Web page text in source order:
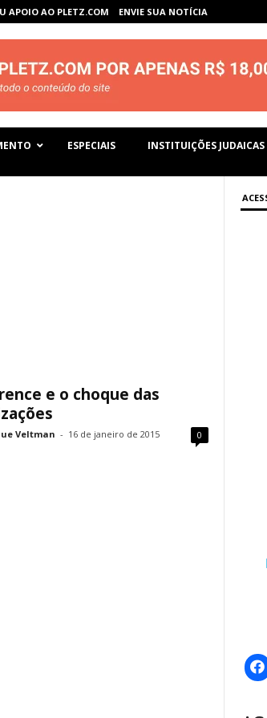
APOIO AO PLETZ.COM ENVIE SUA NOTÍCIA
ESPECIAIS INSTITUIÇÕES JUDAICAS
e o choque das
Veltman - 16 de janeiro de 2015 0